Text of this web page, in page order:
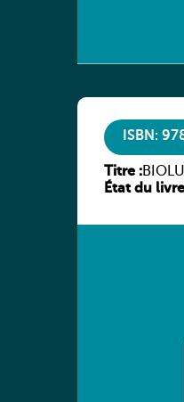
ISBN:
Titre :
État du